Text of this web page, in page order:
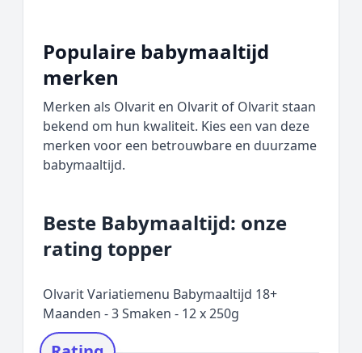
Populaire babymaaltijd
merken
Merken als Olvarit en Olvarit of Olvarit staan
bekend om hun kwaliteit. Kies een van deze
merken voor een betrouwbare en duurzame
babymaaltijd.
Beste Babymaaltijd: onze
rating topper
Olvarit Variatiemenu Babymaaltijd 18+
Maanden - 3 Smaken - 12 x 250g